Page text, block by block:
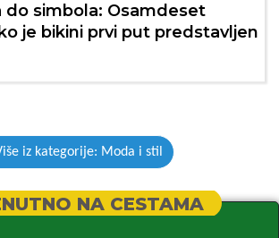
do simbola: Osamdeset
je bikini prvi put predstavljen
iz kategorije: Moda i stil
NA CESTAMA